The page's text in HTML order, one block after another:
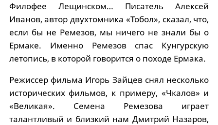
Филофее Лещинском… Писатель Алексей
Иванов, автор двухтомника «Тобол», сказал, что,
если бы не Ремезов, мы ничего не знали бы о
Ермаке. Именно Ремезов спас Кунгурскую
летопись, в которой говорится о походе Ермака.
Режиссер фильма Игорь Зайцев снял несколько
исторических фильмов, к примеру, «Чкалов» и
«Великая». Семена Ремезова играет
талантливый и близкий нам Дмитрий Назаров,